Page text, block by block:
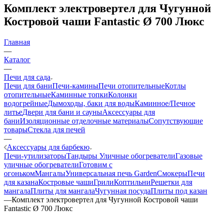
Комплект электровертел для Чугунной
Костровой чаши Fantastic Ø 700 Люкс
Главная
—
Каталог
—
Печи для сада
Печи для баниПечи-каминыПечи отопительныеКотлы
отопительныеКаминные топкиКолонки
водогрейныеДымоходы, баки для водыКаминное/Печное
литьеДвери для бани и сауныАксессуары для
баниИзоляционные отделочные материалыСопутствующие
товарыСтекла для печей
—
Аксессуары для барбекю
Печи-утилизаторыТандыры Уличные обогревателиГазовые
уличные обогревателиГотовим с
огонькомМангалыУниверсальная печь GardenСмокерыПечи
для казанаКостровые чашиГрилиКоптильниРешетки для
мангалаПлиты для мангалаЧугунная посудаПлиты под казан
—Комплект электровертел для Чугунной Костровой чаши
Fantastic Ø 700 Люкс